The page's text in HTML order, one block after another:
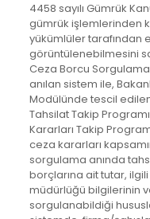
4458 sayılı Gümrük
gümrük işlemlerinden
yükümlüler tarafından
görüntülenebilmesini
Ceza Borcu Sorgulama
anılan sistem ile,
Modülünde tescil
Tahsilat Takip
Kararları Takip
ceza kararları
sorgulama anında
borçlarına ait tutar,
müdürlüğü bilgilerinin
sorgulanabildiği